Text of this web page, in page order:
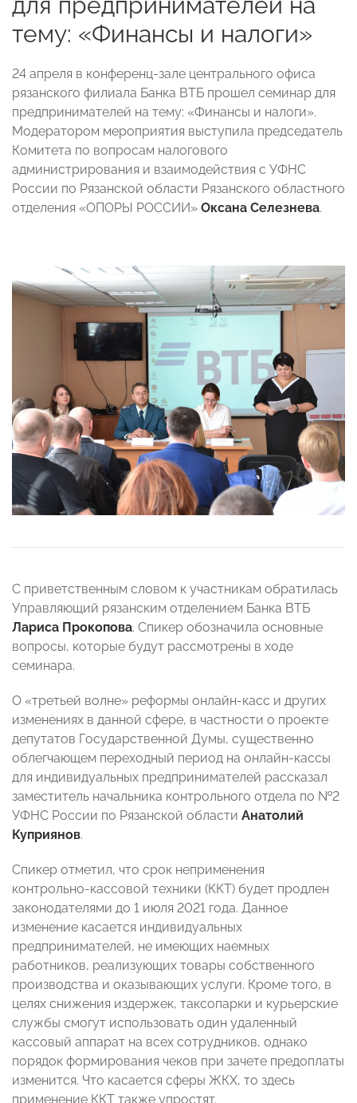
тему: «Финансы и налоги»
24 апреля в конференц-зале центрального офиса
рязанского филиала Банка ВТБ прошел семинар для
предпринимателей на тему: «Финансы и налоги».
Модератором мероприятия выступила председатель
Комитета по вопросам налогового
администрирования и взаимодействия с УФНС
России по Рязанской области Рязанского областного
отделения «ОПОРЫ РОССИИ» Оксана Селезнева.
С приветственным словом к участникам обратилась
Управляющий рязанским отделением Банка ВТБ
Лариса Прокопова. Спикер обозначила основные
вопросы, которые будут рассмотрены в ходе
семинара.
О «третьей волне» реформы онлайн-касс и других
изменениях в данной сфере, в частности о проекте
депутатов Государственной Думы, существенно
облегчающем переходный период на онлайн-кассы
для индивидуальных предпринимателей рассказал
заместитель начальника контрольного отдела по №2
УФНС России по Рязанской области Анатолий
Куприянов.
Спикер отметил, что срок неприменения
контрольно-кассовой техники (ККТ) будет продлен
законодателями до 1 июля 2021 года. Данное
изменение касается индивидуальных
предпринимателей, не имеющих наемных
работников, реализующих товары собственного
производства и оказывающих услуги. Кроме того, в
целях снижения издержек, таксопарки и курьерские
службы смогут использовать один удаленный
кассовый аппарат на всех сотрудников, однако
порядок формирования чеков при зачете предоплаты
изменится. Что касается сферы ЖКХ, то здесь
применение ККТ также упростят.